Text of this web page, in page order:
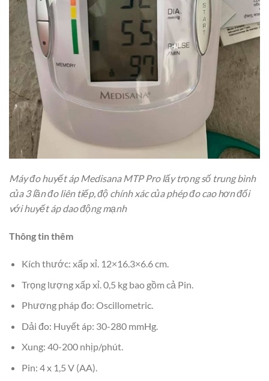
Máy đo huyết áp Medisana MTP Pro lấy trọng số trung bình
của 3 lần đo liên tiếp, độ chính xác của phép đo cao hơn đối
với huyết áp dao động mạnh
Thông tin thêm
Kích thước: xấp xỉ. 12×16.3×6.6 cm.
Trọng lượng xấp xỉ. 0,5 kg bao gồm cả Pin.
Phương pháp đo: Oscillometric.
Dải đo: Huyết áp: 30-280 mmHg.
Xung: 40-200 nhịp/phút.
Pin: 4 x 1,5 V (AA).